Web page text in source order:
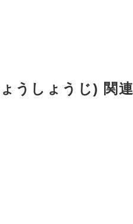
うしょうじ) 関連